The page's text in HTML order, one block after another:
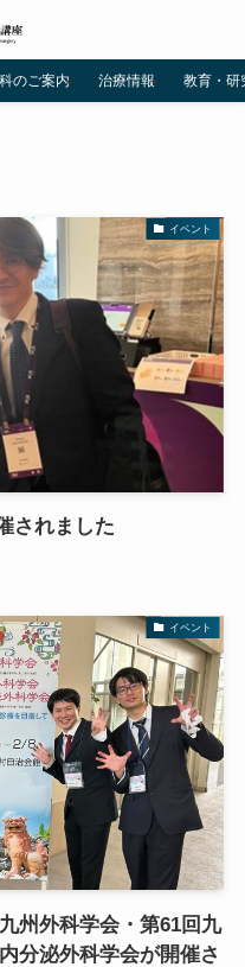
のご案内 治療情報 教育・研
イベント
されました
イベント
州外科学会・第61回九
分泌外科学会が開催さ